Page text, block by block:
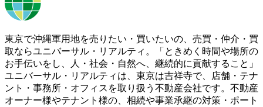
東京で沖縄軍用地を売りたい・買いたいの、売買・仲介・買
取ならユニバーサル・リアルティ。「ときめく時間や場所の
お手伝いをし、人・社会・自然へ、継続的に貢献すること」
ユニバーサル・リアルティは、東京は吉祥寺で、店舗・テナ
ント・事務所・オフィスを取り扱う不動産会社です。不動産
オーナー様やテナント様の、相続や事業承継の対策・ポート